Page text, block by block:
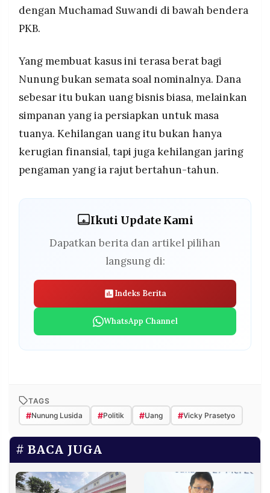
dengan Muchamad Suwandi di bawah bendera
PKB.
Yang membuat kasus ini terasa berat bagi
Nunung bukan semata soal nominalnya. Dana
sebesar itu bukan uang bisnis biasa, melainkan
simpanan yang ia persiapkan untuk masa
tuanya. Kehilangan uang itu bukan hanya
kerugian finansial, tapi juga kehilangan jaring
pengaman yang ia rajut bertahun-tahun.
Ikuti Update Kami
Dapatkan berita dan artikel pilihan
langsung di:
Indeks Berita
WhatsApp Channel
TAGS
#Nunung Lusida #Politik #Uang #Vicky Prasetyo
BACA JUGA